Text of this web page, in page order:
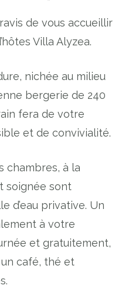
de vous accueillir
Villa Alyzea.
nichée au milieu
bergerie de 240
fera de votre
et de convivialité.
chambres, à la
soignée sont
d’eau privative. Un
à votre
et gratuitement,
café, thé et